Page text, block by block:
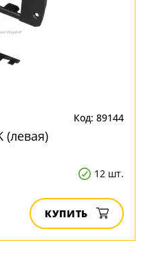
Код: 89144
(левая)
12 шт.
КУПИТЬ